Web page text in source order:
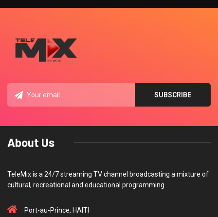
About Us
TeleMix is a 24/7 streaming TV channel broadcasting a mixture of
cultural, recreational and educational programming.
Port-au-Prince, HAITI